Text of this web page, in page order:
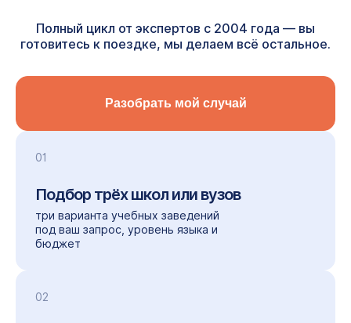
Полный цикл от экспертов с 2004 года — вы
готовитесь к поездке, мы делаем всё остальное.
Разобрать мой случай
01
Подбор трёхшкол или вузов
три варианта учебных заведений
под ваш запрос, уровень языка и
бюджет
02